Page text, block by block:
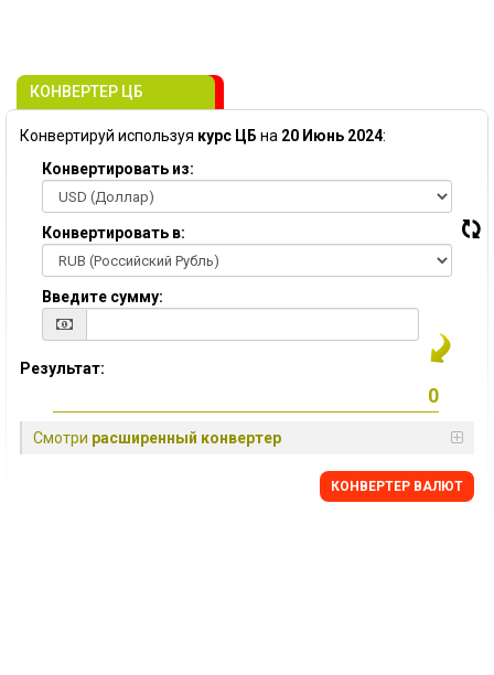
КОНВЕРТЕР ЦБ
Конвертируй используя курс ЦБ на 20 Июнь 2024:
Конвертировать из:
Конвертировать в:
Введите сумму:
Результат:
Смотри расширенный конвертер
КОНВЕРТЕР ВАЛЮТ